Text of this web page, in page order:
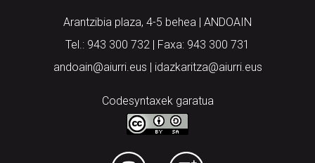
Arantzibia plaza, 4-5 behea | ANDOAIN
Tel.: 943 300 732 | Faxa: 943 300 731
andoain@aiurri.eus | idazkaritza@aiurri.eus
Codesyntaxek garatua